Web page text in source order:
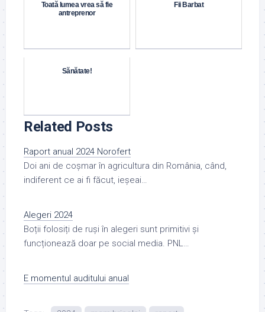
Toată lumea vrea să fie
antreprenor
Fii Barbat
Sănătate!
Related Posts
Raport anual 2024 Norofert
Doi ani de coșmar în agricultura din România, când,
indiferent ce ai fi făcut, ieșeai…
Alegeri 2024
Boții folosiți de ruși în alegeri sunt primitivi și
funcționează doar pe social media. PNL…
E momentul auditului anual